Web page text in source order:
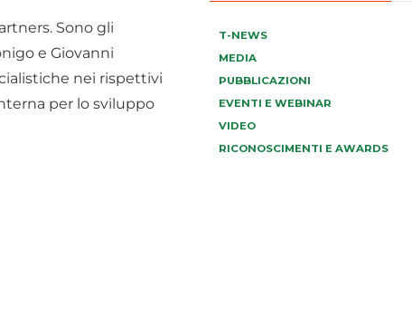
Sono gli
e Giovanni
nei rispettivi
per lo sviluppo
T-NEWS
MEDIA
PUBBLICAZIONI
EVENTI E WEBINAR
VIDEO
RICONOSCIMENTI E AWARDS